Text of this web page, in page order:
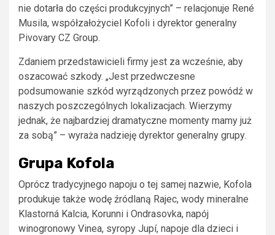
nie dotarła do części produkcyjnych” – relacjonuje René
Musila, współzałożyciel Kofoli i dyrektor generalny
Pivovary CZ Group.
Zdaniem przedstawicieli firmy jest za wcześnie, aby
oszacować szkody. „Jest przedwczesne
podsumowanie szkód wyrządzonych przez powódź w
naszych poszczególnych lokalizacjach. Wierzymy
jednak, że najbardziej dramatyczne momenty mamy już
za sobą” – wyraża nadzieję dyrektor generalny grupy.
Grupa Kofola
Oprócz tradycyjnego napoju o tej samej nazwie, Kofola
produkuje także wodę źródlaną Rajec, wody mineralne
Klastorná Kalcia, Korunni i Ondrasovka, napój
winogronowy Vinea, syropy Jupí, napoje dla dzieci i